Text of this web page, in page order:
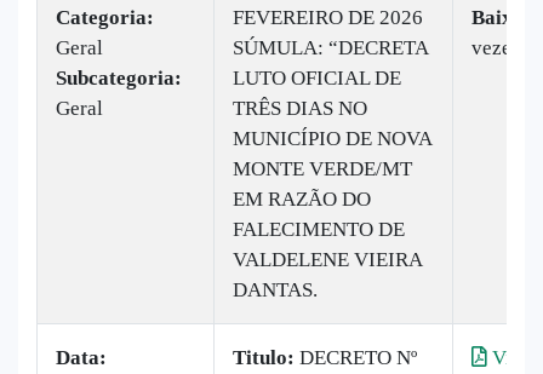
Categoria:
Geral
Subcategoria:
Geral
FEVEREIRO DE 2026
SÚMULA: “DECRETA
LUTO OFICIAL DE
TRÊS DIAS NO
MUNICÍPIO DE NOVA
MONTE VERDE/MT
EM RAZÃO DO
FALECIMENTO DE
VALDELENE VIEIRA
DANTAS.
vezes
Data:
Titulo: DECRETO Nº